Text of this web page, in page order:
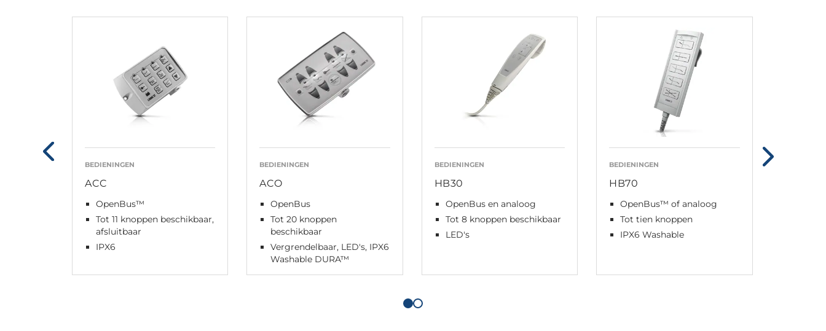
BEDIENINGEN
ACC
OpenBus™
Tot 11 knoppen beschikbaar,
afsluitbaar
IPX6
BEDIENINGEN
ACO
OpenBus
Tot 20 knoppen
beschikbaar
Vergrendelbaar, LED's, IPX6
Washable DURA™
BEDIENINGEN
HB30
OpenBus en analoog
Tot 8 knoppen beschikbaar
LED's
BEDIENINGEN
HB70
OpenBus™ of analoog
Tot tien knoppen
IPX6 Washable